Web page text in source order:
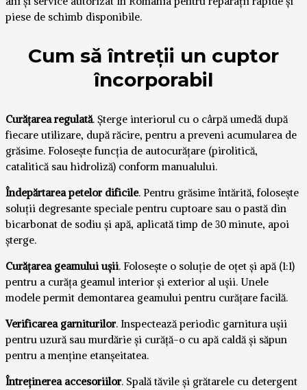
piese de schimb disponibile.
Cum să întreții un cuptor
încorporabil
Curățarea regulată. Șterge interiorul cu o cârpă umedă după
fiecare utilizare, după răcire, pentru a preveni acumularea de
grăsime. Folosește funcția de autocurățare (pirolitică,
catalitică sau hidroliză) conform manualului.
Îndepărtarea petelor dificile. Pentru grăsime întărită, folosește
soluții degresante speciale pentru cuptoare sau o pastă din
bicarbonat de sodiu și apă, aplicată timp de 30 minute, apoi
șterge.
Curățarea geamului ușii. Folosește o soluție de oțet și apă (1:1)
pentru a curăța geamul interior și exterior al ușii. Unele
modele permit demontarea geamului pentru curățare facilă.
Verificarea garniturilor. Inspectează periodic garnitura ușii
pentru uzură sau murdărie și curăță-o cu apă caldă și săpun
pentru a menține etanșeitatea.
Întreținerea accesoriilor. Spală tăvile și grătarele cu detergent